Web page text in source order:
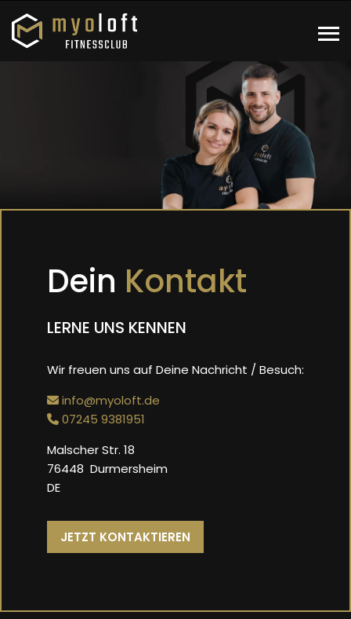
Dein Kontakt
LERNE UNS KENNEN
Wir freuen uns auf Deine Nachricht / Besuch:
info@myoloft.de
07245 9381951
Malscher Str. 18
76448 Durmersheim
DE
JETZT KONTAKTIEREN